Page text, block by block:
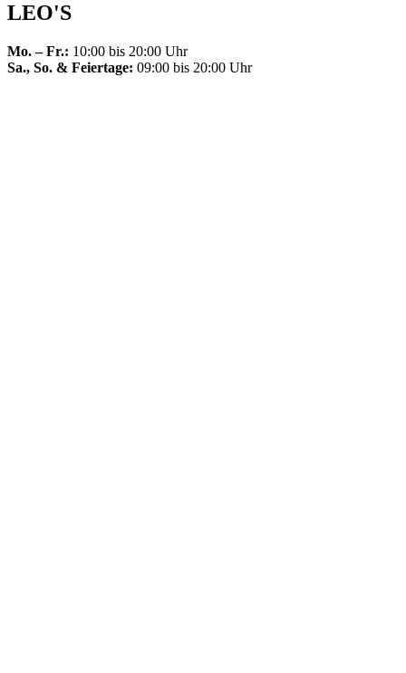
LEO'S
Mo. – Fr.: 10:00 bis 20:00 Uhr
Sa., So. & Feiertage: 09:00 bis 20:00 Uhr